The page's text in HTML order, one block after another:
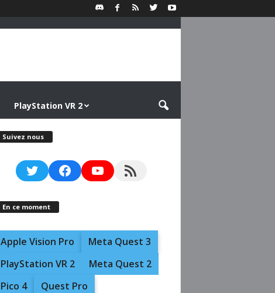
PlayStation VR 2
Suivez nous
TwitterFacebookYouTubeRSS Feed
En ce moment
Apple Vision Pro
Meta Quest 3
PlayStation VR 2
Meta Quest 2
Pico 4
Quest Pro